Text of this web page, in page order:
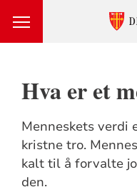
Hva er et
Menneskets verdi
kristne tro.
kalt til å forvalte
den.